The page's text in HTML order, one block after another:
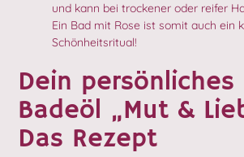
und kann bei trockener oder reifer
Ein Bad mit Rose ist somit auch ein
Schönheitsritual!
Dein persönliches
Badeöl „Mut &
Das Rezept